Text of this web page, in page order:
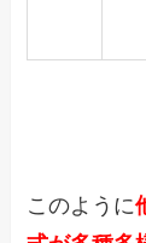
このように